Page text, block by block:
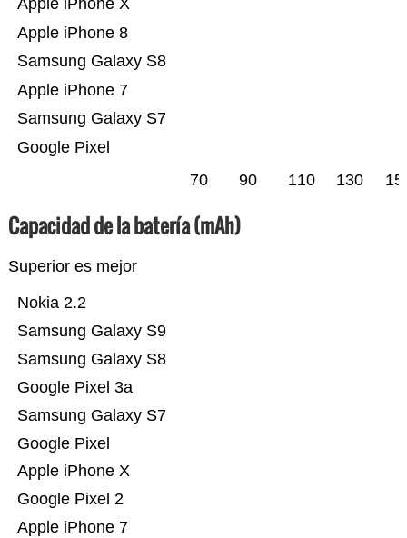
Google Pixel
Samsung Galaxy S7
Apple iPhone 7
Samsung Galaxy S8
Apple iPhone 8
Apple iPhone X
70 90 110 130
Capacidad de la batería (mAh)
Superior es mejor
Apple iPhone 7
Google Pixel 2
Apple iPhone X
Google Pixel
Samsung Galaxy S7
Google Pixel 3a
Samsung Galaxy S8
Samsung Galaxy S9
Nokia 2.2